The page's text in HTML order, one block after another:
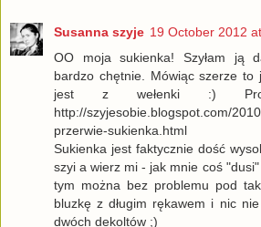
Susanna szyje 19 October 2012
OO moja sukienka! Szyłam ją
bardzo chętnie. Mówiąc szerze to
jest z wełenki :)
http://szyjesobie.blogspot.com/
przerwie-sukienka.html
Sukienka jest faktycznie dość
szyi a wierz mi - jak mnie coś
tym można bez problemu pod
bluzkę z długim rękawem i nic
dwóch dekoltów ;)